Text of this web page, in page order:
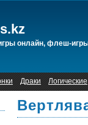
онлайн, флеш-
Драки Логические